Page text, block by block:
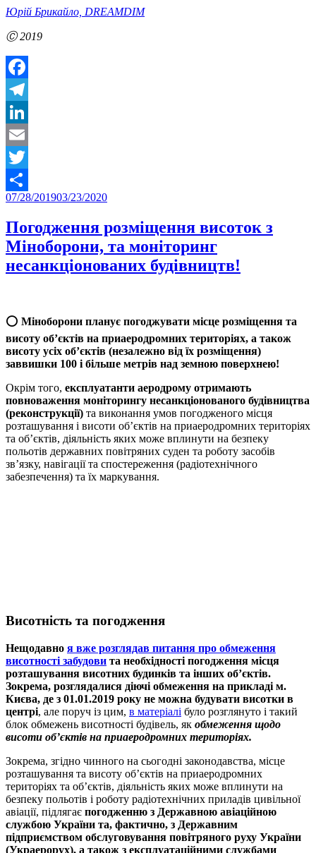
Юрій Брикайло, DREAMDIM
Ⓒ 2019
Facebook
Telegram
LinkedIn
Email
Twitter
Share
Posted
07/28/201903/23/2020
Погодження розміщення висоток з
Міноборони, та моніторинг
несанкціонованих будівництв!
⭕️ Міноборони планує погоджувати місце розміщення та
висоту об’єктів на приаеродромних територіях, а також
висоту усіх об’єктів (незалежно від їх розміщення)
заввишки 100 і більше метрів над земною поверхнею!
Окрім того, експлуатанти аеродрому отримають
повноваження моніторингу несанкціонованого будівництва
(реконструкції) та виконання умов погодженого місця
розташування і висоти об’єктів на приаеродромних територіях
та об’єктів, діяльність яких може вплинути на безпеку
польотів державних повітряних суден та роботу засобів
зв’язку, навігації та спостереження (радіотехнічного
забезпечення) та їх маркування.
Висотність та погодження
Нещодавно я вже розглядав питання про обмеження
висотності забудови та необхідності погодження місця
розташування висотних будинків та інших об’єктів.
Зокрема, розглядалися діючі обмеження на прикладі м.
Києва, де з 01.01.2019 року не можна будувати висотки в
центрі, але поруч із цим, в матеріалі було розглянуто і такий
блок обмежень висотності будівель, як обмеження щодо
висоти об’єктів на приаеродромних територіях.
Зокрема, згідно чинного на сьогодні законодавства, місце
розташування та висоту об’єктів на приаеродромних
територіях та об’єктів, діяльність яких може вплинути на
безпеку польотів і роботу радіотехнічних приладів цивільної
авіації, підлягає погодженню з Державною авіаційною
службою України та, фактично, з Державним
підприємством обслуговування повітряного руху України
(Украерорух), а також з експлуатаційними службами